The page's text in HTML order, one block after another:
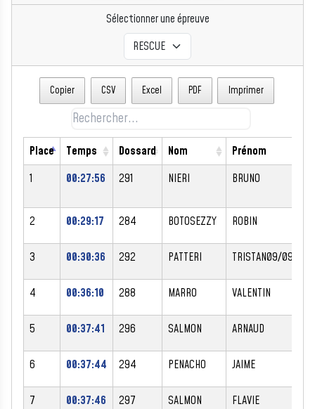
Sélectionner une épreuve
Copier CSV Excel PDF Imprimer
Place Temps Dossard Nom
Prénom
1
00:27:56 291 NIERI BRUNO
2 00:29:17 284 BOTOSEZZY ROBIN
3 00:30:36 292 PATTERI TRISTAN09/09/
4 00:36:10 288 MARRO VALENTIN
5 00:37:41 296 SALMON ARNAUD
6 00:37:44 294 PENACHO JAIME
7 00:37:46 297 SALMON FLAVIE